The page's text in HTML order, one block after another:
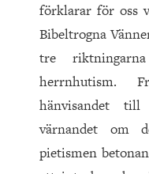
förklarar för oss
Bibeltrogna
tre
herrnhutism.
hänvisandet
värnandet om
pietismen